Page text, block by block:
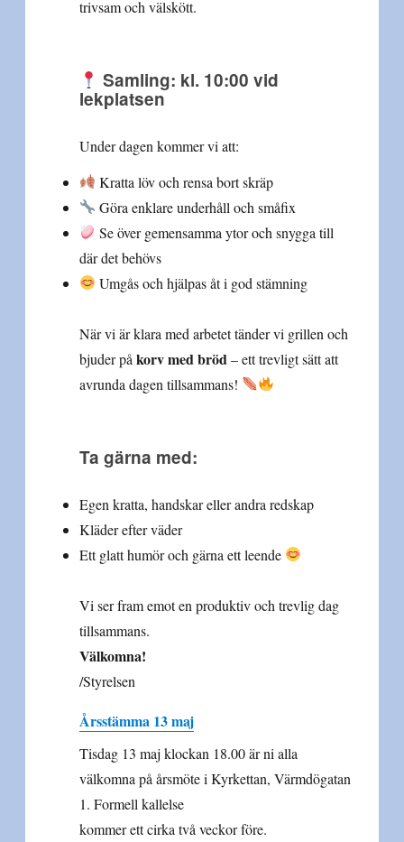
trivsam och välskött.
Samling: kl. 10:00 vid
lekplatsen
Under dagen kommer vi att:
Kratta löv och rensa bort skräp
Göra enklare underhåll och småfix
Se över gemensamma ytor och snygga till
där det behövs
Umgås och hjälpas åt i god stämning
När vi är klara med arbetet tänder vi grillen och
bjuder på korv med bröd – ett trevligt sätt att
avrunda dagen tillsammans!
Ta gärna med:
Egen kratta, handskar eller andra redskap
Kläder efter väder
Ett glatt humör och gärna ett leende
Vi ser fram emot en produktiv och trevlig dag
tillsammans.
Välkomna!
/Styrelsen
Årsstämma 13 maj
Tisdag 13 maj klockan 18.00 är ni alla
välkomna på årsmöte i Kyrkettan, Värmdögatan
1. Formell kallelse
kommer ett cirka två veckor före.